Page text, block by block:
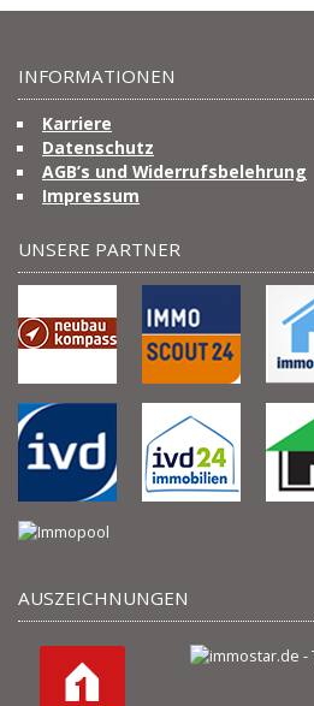
INFORMATIONEN
Karriere
Datenschutz
AGB’s und Widerrufsbelehrung
Impressum
UNSERE PARTNER
AUSZEICHNUNGEN